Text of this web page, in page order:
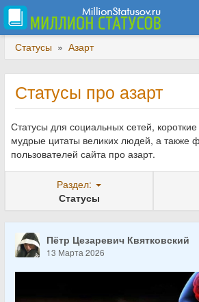
Статусы » Азарт
Статусы про азарт
Статусы для социальных сетей,
мудрые цитаты великих людей, а также
пользователей сайта про азарт.
Раздел:
Статусы
Пётр Цезаревич Квятковский
13 Марта 2026